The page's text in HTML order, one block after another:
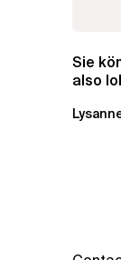
Sie
also